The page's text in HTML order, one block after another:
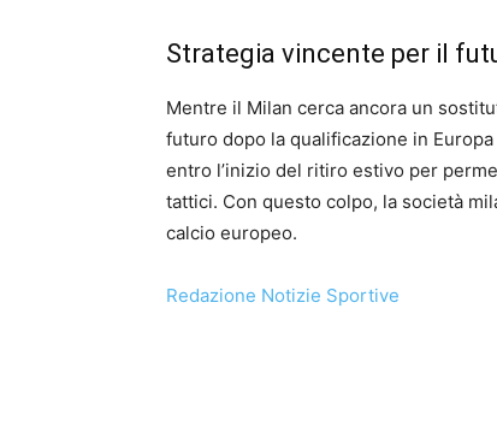
Strategia vincente per il
Mentre il Milan cerca ancora un
futuro dopo la qualificazione in Europa
entro l’inizio del ritiro estivo per
tattici. Con questo colpo, la società
calcio europeo.
Redazione Notizie Sportive